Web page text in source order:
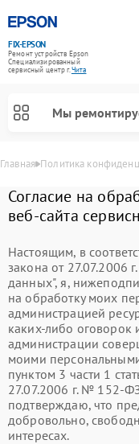
FIX-EPSON
Ремонт устройств Epson
Специализированный
cервисный центр г.Чита
Мы
Главная Политика
Согласие на
веб-сайта
Настоящим, в
закона от 27.07.2006
данных", я,
на обработку моих
администрацией
каких-либо
администрации
моими
пунктом 3 части 1
27.07.2006 г. № 152-
подтверждаю, что
добровольно,
интересах.